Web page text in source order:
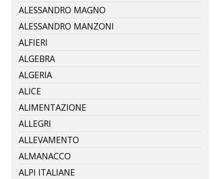
ALESSANDRO MAGNO
ALESSANDRO MANZONI
ALFIERI
ALGEBRA
ALGERIA
ALICE
ALIMENTAZIONE
ALLEGRI
ALLEVAMENTO
ALMANACCO
ALPI ITALIANE